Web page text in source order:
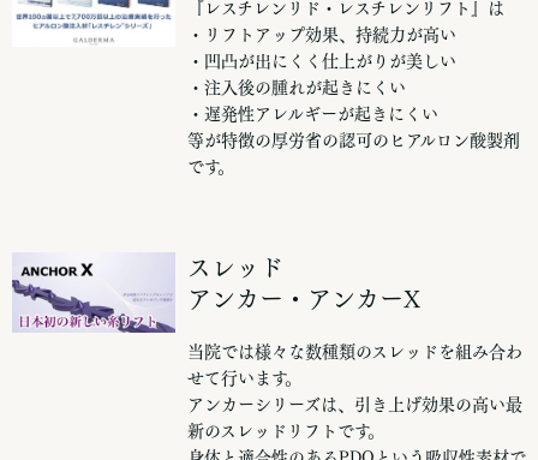
『レスチレンリド・レスチレンリフト』は
・リフトアップ効果、持続力が高い
・凹凸が出にくく仕上がりが美しい
・注入後の腫れが起きにくい
・遅発性アレルギーが起きにくい
等が特徴の厚労省の認可のヒアルロン酸製剤
です。
スレッド
アンカー・アンカーX
当院では様々な数種類のスレッドを組み合わ
せて行います。
アンカーシリーズは、引き上げ効果の高い最
新のスレッドリフトです。